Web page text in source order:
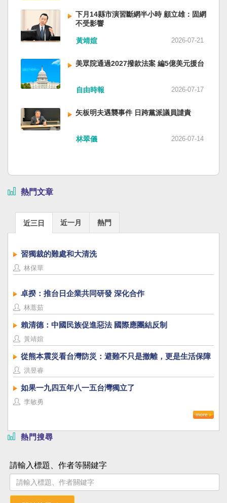
下月14縣市演習斷網半小時 顧立雄：固網
不受影響
黃靖媗 2026-07-21
美眾院通過2027撥款法案 編5億美元援台
自由時報 2026-07-17
矢板明夫遇襲事件 日跨黨派議員譴責
林翠儀 2026-07-14
熱門文章
近三日 近一月 熱門
習獨裁的難處和大清洗
林保華
卓揆：推台日企業共同研發 深化合作
林薏茹
賴清德：中國民族促進惡法 國際應團結反制
黃靖媗
從熊本震災看台灣防災：避難不只是撤離，更是生活保障
洪昱睿
如果一九四五年八一五台灣獨立了
李敏勇
熱門搜尋
請輸入標題、作者等關鍵字